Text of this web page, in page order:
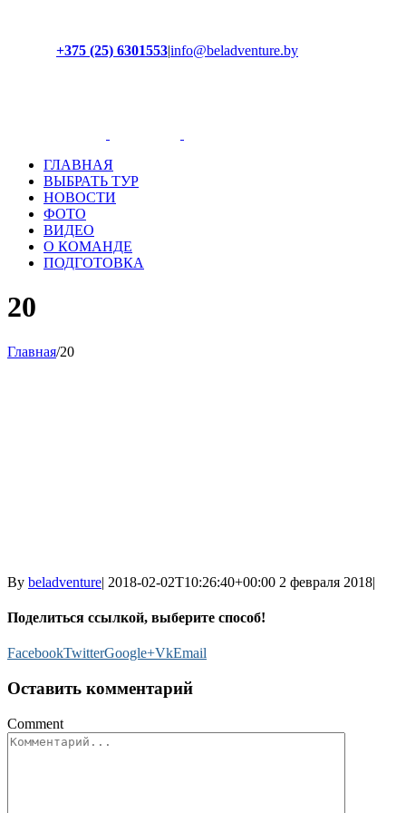
+375 (25) 6301553|info@beladventure.by
ГЛАВНАЯ
ВЫБРАТЬ ТУР
НОВОСТИ
ФОТО
ВИДЕО
О КОМАНДЕ
ПОДГОТОВКА
20
Главная/20
By beladventure| 2018-02-02T10:26:40+00:00 2 февраля 2018|
Поделиться ссылкой, выберите способ!
FacebookTwitterGoogle+VkEmail
Оставить комментарий
Comment